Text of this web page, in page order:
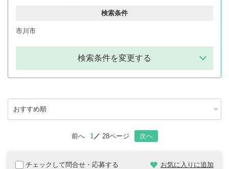
検索条件
市川市
検索条件を変更する
前へ 1 28ページ 次へ
チェックして問合せ・応募する お気に入りに追加